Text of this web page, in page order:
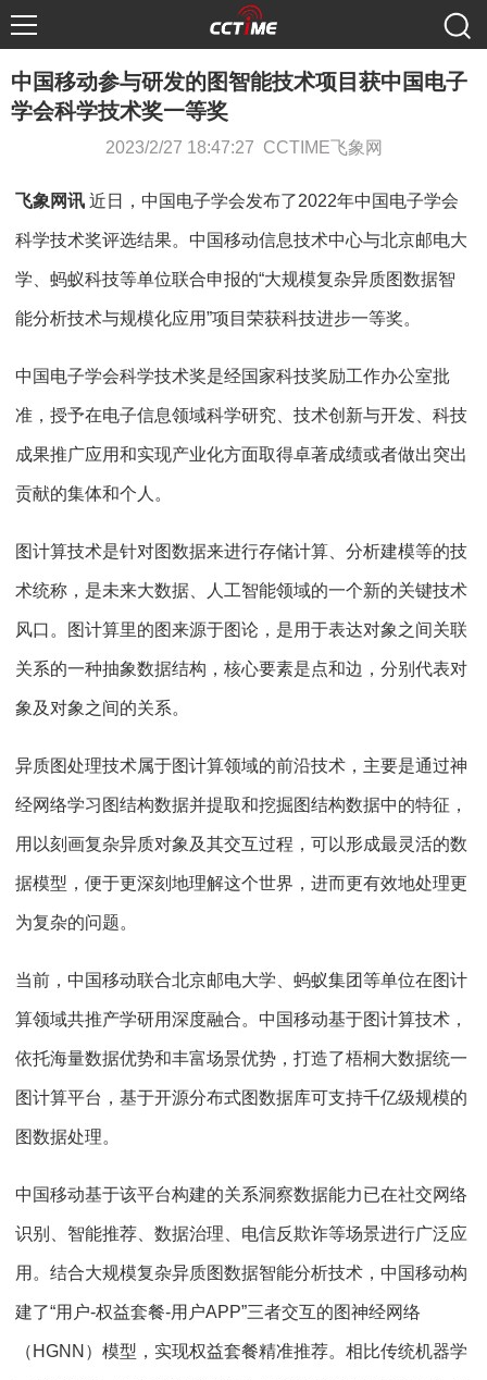
中国移动参与研发的图智能技术项目获中国电子
学会科学技术奖一等奖
2023/2/27 18:47:27 CCTIME飞象网
飞象网讯 近日，中国电子学会发布了2022年中国电子学会
科学技术奖评选结果。中国移动信息技术中心与北京邮电大
学、蚂蚁科技等单位联合申报的“大规模复杂异质图数据智
能分析技术与规模化应用”项目荣获科技进步一等奖。
中国电子学会科学技术奖是经国家科技奖励工作办公室批
准，授予在电子信息领域科学研究、技术创新与开发、科技
成果推广应用和实现产业化方面取得卓著成绩或者做出突出
贡献的集体和个人。
图计算技术是针对图数据来进行存储计算、分析建模等的技
术统称，是未来大数据、人工智能领域的一个新的关键技术
风口。图计算里的图来源于图论，是用于表达对象之间关联
关系的一种抽象数据结构，核心要素是点和边，分别代表对
象及对象之间的关系。
异质图处理技术属于图计算领域的前沿技术，主要是通过神
经网络学习图结构数据并提取和挖掘图结构数据中的特征，
用以刻画复杂异质对象及其交互过程，可以形成最灵活的数
据模型，便于更深刻地理解这个世界，进而更有效地处理更
为复杂的问题。
当前，中国移动联合北京邮电大学、蚂蚁集团等单位在图计
算领域共推产学研用深度融合。中国移动基于图计算技术，
依托海量数据优势和丰富场景优势，打造了梧桐大数据统一
图计算平台，基于开源分布式图数据库可支持千亿级规模的
图数据处理。
中国移动基于该平台构建的关系洞察数据能力已在社交网络
识别、智能推荐、数据治理、电信反欺诈等场景进行广泛应
用。结合大规模复杂异质图数据智能分析技术，中国移动构
建了“用户-权益套餐-用户APP”三者交互的图神经网络
（HGNN）模型，实现权益套餐精准推荐。相比传统机器学